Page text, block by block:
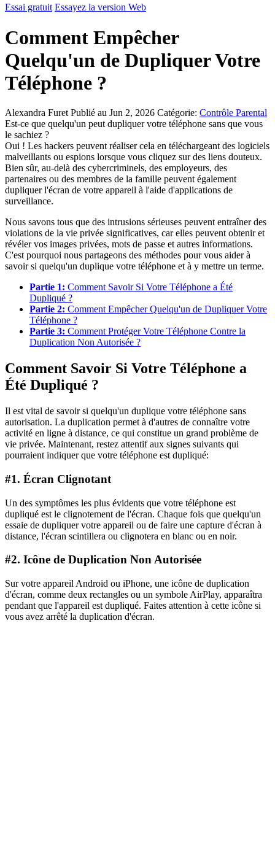
Essai gratuit Essayez la version Web
Comment Empêcher
Quelqu'un de Dupliquer Votre
Téléphone ?
Alexandra Furet Publié au Jun 2, 2026 Catégorie: Contrôle Parental
Est-ce que quelqu'un peut dupliquer votre téléphone sans que vous
le sachiez ?
Oui ! Les hackers peuvent réaliser cela en téléchargeant des logiciels
malveillants ou espions lorsque vous cliquez sur des liens douteux.
Bien sûr, au-delà des cybercriminels, des employeurs, des
partenaires ou des membres de la famille peuvent également
dupliquer l'écran de votre appareil à l'aide d'applications de
surveillance.
Nous savons tous que des intrusions sérieuses peuvent entraîner des
violations de la vie privée significatives, car elles peuvent obtenir et
révéler vos images privées, mots de passe et autres informations.
C'est pourquoi nous partageons des méthodes pour vous aider à
savoir si quelqu'un duplique votre téléphone et à y mettre un terme.
Partie 1: Comment Savoir Si Votre Téléphone a Été
Dupliqué ?
Partie 2: Comment Empêcher Quelqu'un de Dupliquer Votre
Téléphone ?
Partie 3: Comment Protéger Votre Téléphone Contre la
Duplication Non Autorisée ?
Comment Savoir Si Votre Téléphone a
Été Dupliqué ?
Il est vital de savoir si quelqu'un duplique votre téléphone sans
autorisation. La duplication permet à d'autres de connaître votre
activité en ligne à distance, ce qui constitue un grand problème de
vie privée. Maintenant, restez attentif aux signes suivants qui
pourraient indiquer que votre téléphone est dupliqué:
#1. Écran Clignotant
Un des symptômes les plus évidents que votre téléphone est
dupliqué est le clignotement de l'écran. Chaque fois que quelqu'un
essaie de dupliquer votre appareil ou de faire une capture d'écran à
distance, l'écran scintillera ou clignotera en blanc ou en noir.
#2. Icône de Duplication Non Autorisée
Sur votre appareil Android ou iPhone, une icône de duplication
d'écran, comme deux rectangles ou un symbole AirPlay, apparaîtra
pendant que l'appareil est dupliqué. Faites attention à cette icône si
vous avez arrêté la duplication d'écran.